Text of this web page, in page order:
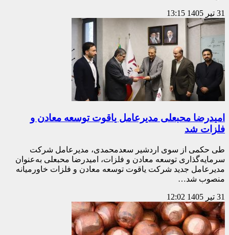
31 تیر 1405 13:15
امیدرضا محبعلی مدیرعامل یاقوت توسعه معادن و
فلزات شد
طی حکمی از سوی اردشیر سعدمحمدی، مدیرعامل شرکت
سرمایه‌گذاری توسعه معادن و فلزات، امیدرضا محبعلی به‌عنوان
مدیرعامل جدید شرکت یاقوت توسعه معادن و فلزات خاورمیانه
منصوب شد…
31 تیر 1405 12:02